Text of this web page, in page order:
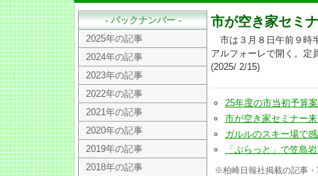
市が空き家セミ
市は３月８日午前９時
アルフォーレで開く。定
(2025/ 2/15)
25年度の市当初予算
市が空き家セミナー
ガルルのスキー場で
「ぷらっと」で笠島
※柏崎日報社掲載の記事
- バックナンバー -
2025年の記事
2024年の記事
2023年の記事
2022年の記事
2021年の記事
2020年の記事
2019年の記事
2018年の記事